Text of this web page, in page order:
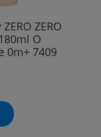
ZERO
O
0m+ 7409